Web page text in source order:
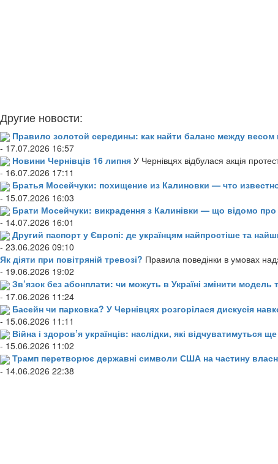
Другие новости:
Правило золотой середины: как найти баланс между
- 17.07.2026 16:57
Новини Чернівців 16 липня У Чернівцях відбулася акція
- 16.07.2026 17:11
Братья Мосейчуки: похищение из Калиновки — что
- 15.07.2026 16:03
Брати Мосейчуки: викрадення з Калинівки — що відомо про
- 14.07.2026 16:01
Другий паспорт у Європі: де українцям найпростіше та
- 23.06.2026 09:10
Як діяти при повітряній тревозі? Правила поведінки в умовах
- 19.06.2026 19:02
Зв’язок без абонплати: чи можуть в Україні змінити
- 17.06.2026 11:24
Басейн чи парковка? У Чернівцях розгорілася дискусія
- 15.06.2026 11:11
Війна і здоров’я українців: наслідки, які відчуватимуться
- 15.06.2026 11:02
Трамп перетворює державні символи США на частину
- 14.06.2026 22:38